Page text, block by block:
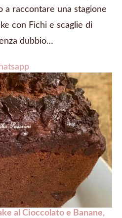
a raccontare una stagione
con Fichi e scaglie di
dubbio…
al Cioccolato e Banane,